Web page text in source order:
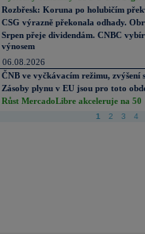
Rozbřesk: Koruna po holubičím
CSG výrazně překonala odhady.
Srpen přeje dividendám. CNBC
výnosem
06.08.2026
ČNB ve vyčkávacím režimu, zvýšení
Zásoby plynu v EU jsou pro toto
Růst MercadoLibre akceleruje na
1 2 3 4